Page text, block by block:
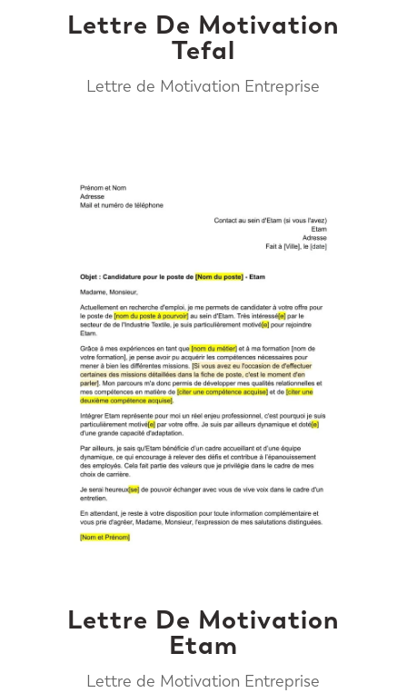
Lettre De Motivation
Tefal
Lettre de Motivation Entreprise
Lettre De Motivation
Etam
Lettre de Motivation Entreprise